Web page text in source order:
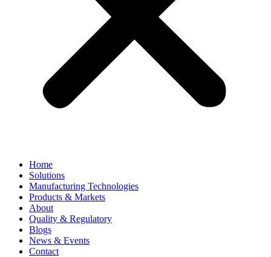
Home
Solutions
Manufacturing Technologies
Products & Markets
About
Quality & Regulatory
Blogs
News & Events
Contact